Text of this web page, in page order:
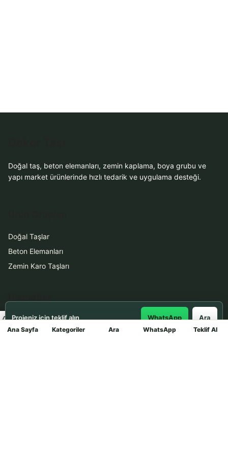
Ana Sayfa Kategoriler Ara WhatsApp Teklif Al
Doğal taş, beton elemanları, zemin kaplama, boya grubu ve
yapı market ürünlerinde hızlı tedarik ve uygulama desteği.
Doğal Taşlar
Beton Elemanları
Zemin Karo Taşları
Uygulama
Boya Badana
Projeniz için teklif alın WhatsApp Ara